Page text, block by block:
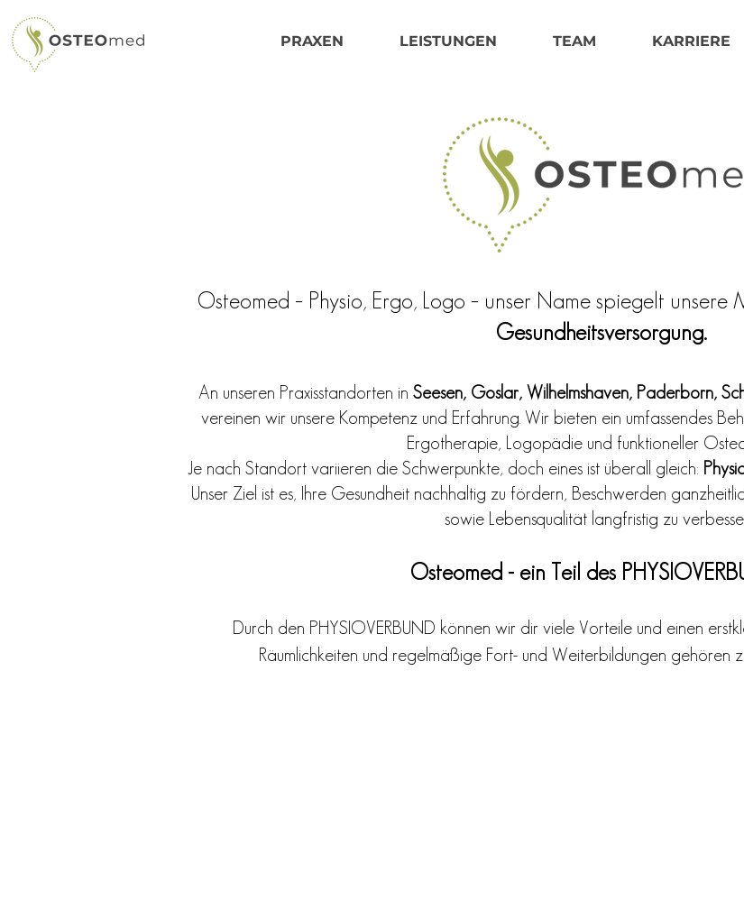
PRAXEN LEISTUNGEN TEAM KARRIERE
Osteomed – Physio, Ergo, Logo – unser Name spiegelt unsere
Gesundheitsversorgung.
An unseren Praxisstandorten in Seesen, Goslar, Wilhelmshaven, Paderborn,
vereinen wir unsere Kompetenz und Erfahrung. Wir bieten ein umfassendes
Ergotherapie, Logopädie und funktioneller
Je nach Standort variieren die Schwerpunkte, doch eines ist überall gleich:
Unser Ziel ist es, Ihre Gesundheit nachhaltig zu fördern, Beschwerden
sowie Lebensqualität langfristig zu
Osteomed - ein Teil des
Durch den PHYSIOVERBUND können wir dir viele Vorteile und einen
Räumlichkeiten und regelmäßige Fort- und Weiterbildungen gehören